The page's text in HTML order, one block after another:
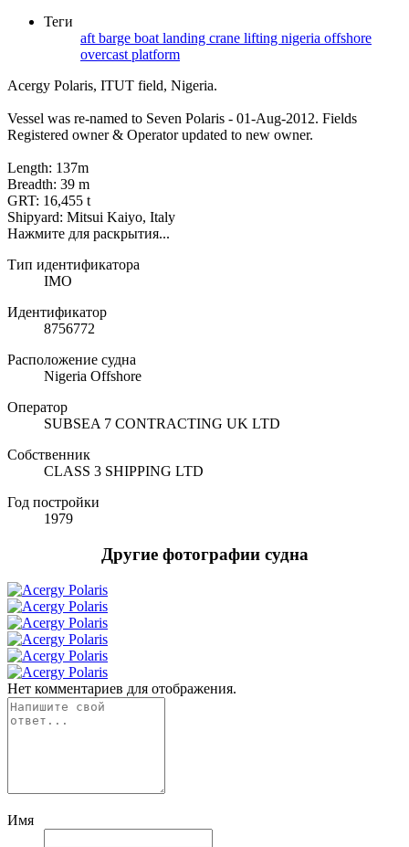
Теги
aft barge boat landing crane lifting nigeria offshore
overcast platform
Acergy Polaris, ITUT field, Nigeria.
Vessel was re-named to Seven Polaris - 01-Aug-2012. Fields
Registered owner & Operator updated to new owner.
Length: 137m
Breadth: 39 m
GRT: 16,455 t
Shipyard: Mitsui Kaiyo, Italy
Нажмите для раскрытия...
Тип идентификатора
IMO
Идентификатор
8756772
Расположение судна
Nigeria Offshore
Оператор
SUBSEA 7 CONTRACTING UK LTD
Собственник
CLASS 3 SHIPPING LTD
Год постройки
1979
Другие фотографии судна
Нет комментариев для отображения.
Имя